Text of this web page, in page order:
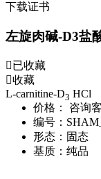
下载证书
左旋肉碱-D3盐
已收藏
收藏
L-carnitine-D3 HCl
价格：
咨询
编号：
形态： 固态
基质： 纯品